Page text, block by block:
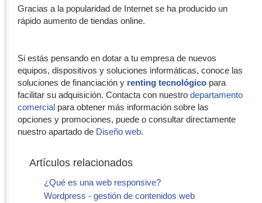
Gracias a la popularidad de Internet se ha producido un
rápido aumento de tiendas online.
Si estás pensando en dotar a tu empresa de nuevos
equipos, dispositivos y soluciones informáticas, conoce las
soluciones de financiación y renting tecnológico para
facilitar su adquisición. Contacta con nuestro departamento
comercial para obtener más información sobre las
opciones y promociones, puede o consultar directamente
nuestro apartado de Diseño web.
Artículos relacionados
¿Qué es una web responsive?
Wordpress - gestión de contenidos web